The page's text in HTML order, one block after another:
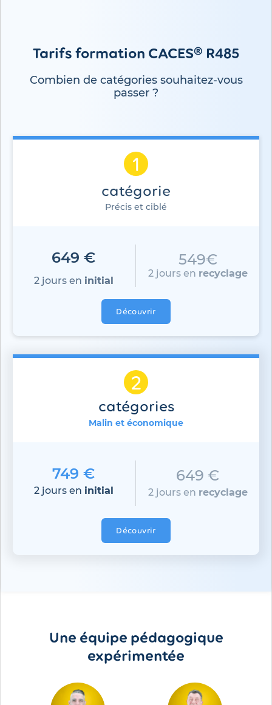
Tarifs formation CACES® R485
Combien de catégories souhaitez-vous
passer ?
1
catégorie
Précis et ciblé
649 €
2 jours en initial
549€
2 jours en recyclage
Découvrir
2
catégories
Malin et économique
749 €
2 jours en initial
649 €
2 jours en recyclage
Découvrir
Une équipe pédagogique
expérimentée